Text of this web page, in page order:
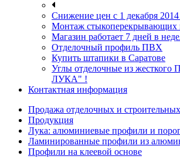
Снижение цен с 1 декабря 2014
Монтаж стыкоперекрывающих
Магазин работает 7 дней в
Отделочный профиль ПВХ
Купить штапики в Саратове
Углы отделочные из
ЛУКА" !
Контактная информация
Продажа отделочных и
Продукция
Лука: алюминиевые профили и
Ламинированные профили из
Профили на клеевой основе